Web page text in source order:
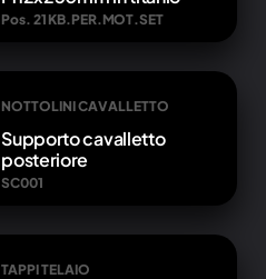
Pos. 21 KB.PER.MOT.SET
NOTTOLINI CAVALLETTO
Supporto cavalletto
posteriore
SC001
TAPPI TELAIO